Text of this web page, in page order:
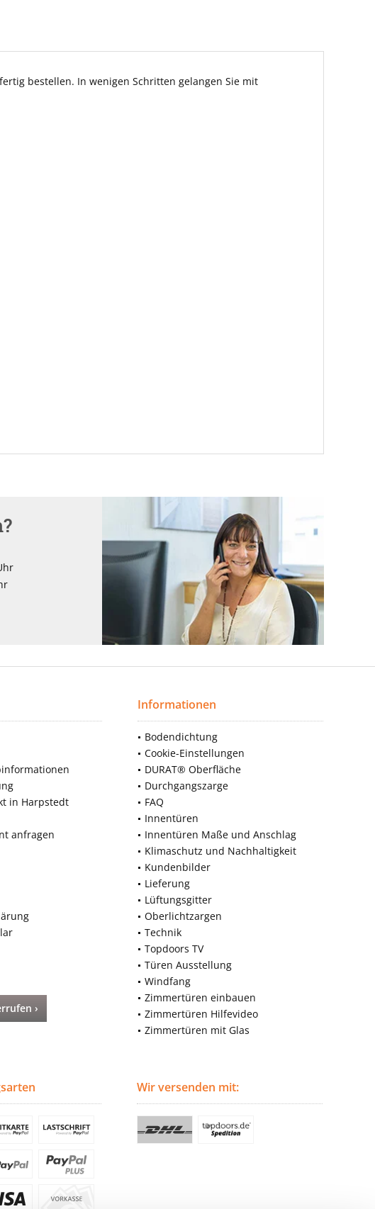
bestellen. In wenigen Schritten gelangen Sie mit
in Harpstedt
anfragen
›
Informationen
Bodendichtung
Cookie-Einstellungen
DURAT® Oberfläche
Durchgangszarge
FAQ
Innentüren
Innentüren Maße und Anschlag
Klimaschutz und Nachhaltigkeit
Kundenbilder
Lieferung
Lüftungsgitter
Oberlichtzargen
Technik
Topdoors TV
Türen Ausstellung
Windfang
Zimmertüren einbauen
Zimmertüren Hilfevideo
Zimmertüren mit Glas
Wir versenden mit: